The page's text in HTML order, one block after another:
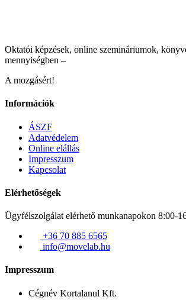
Oktatói képzések, online szemináriumok,
mennyiségben –
A mozgásért!
Információk
ÁSZF
Adatvédelem
Online elállás
Impresszum
Kapcsolat
Elérhetőségek
Ügyfélszolgálat elérhető munkanapokon 8:00-
+36 70 885 6565
info@movelab.hu
Impresszum
Cégnév Kortalanul Kft.